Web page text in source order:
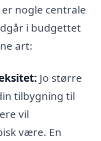
nogle centrale
i budgettet
art:
Jo større
tilbygning til
vil
være. En